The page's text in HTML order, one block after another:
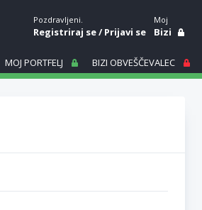
Pozdravljeni.
Registriraj se/Prijavi se
Moj
Bizi
MOJ PORTFELJ BIZI OBVEŠČEVALEC